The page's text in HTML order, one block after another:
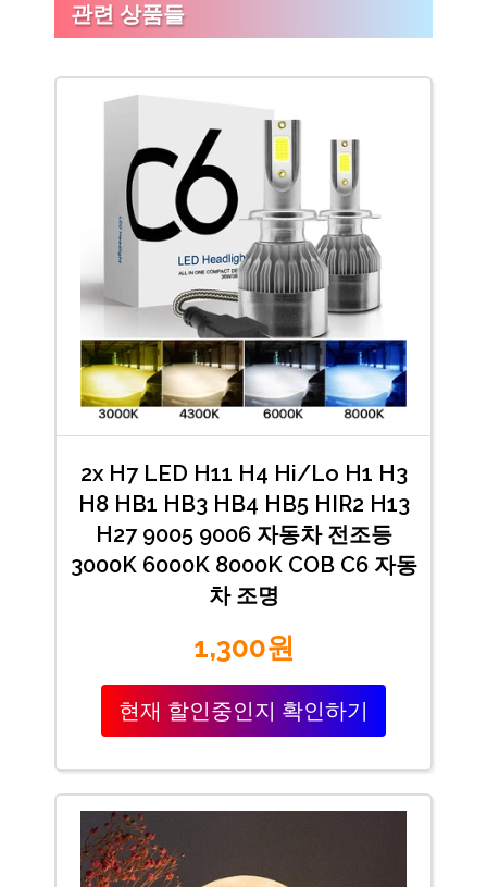
관련 상품들
2x H7 LED H11 H4 Hi/Lo H1 H3
H8 HB1 HB3 HB4 HB5 HIR2 H13
H27 9005 9006 자동차 전조등
3000K 6000K 8000K COB C6 자동
차 조명
1,300원
현재 할인중인지 확인하기